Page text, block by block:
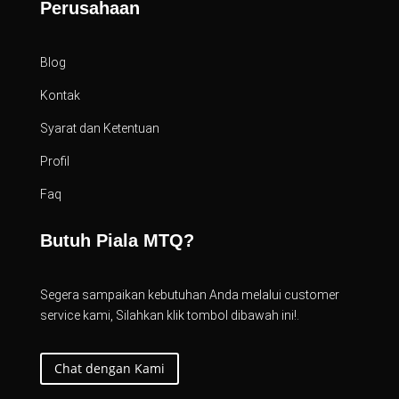
Perusahaan
Blog
Kontak
Syarat dan Ketentuan
Profil
Faq
Butuh Piala MTQ?
Segera sampaikan kebutuhan Anda melalui customer
service kami, Silahkan klik tombol dibawah ini!.
Chat dengan Kami